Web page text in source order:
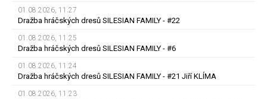
01.08.2026, 11.27
Dražba hráčských dresů SILESIAN FAMILY - #22
01.08.2026, 11.25
Dražba hráčských dresů SILESIAN FAMILY - #6
01.08.2026, 11.24
Dražba hráčských dresů SILESIAN FAMILY - #21 Jiří KLÍMA
01.08.2026, 11.23